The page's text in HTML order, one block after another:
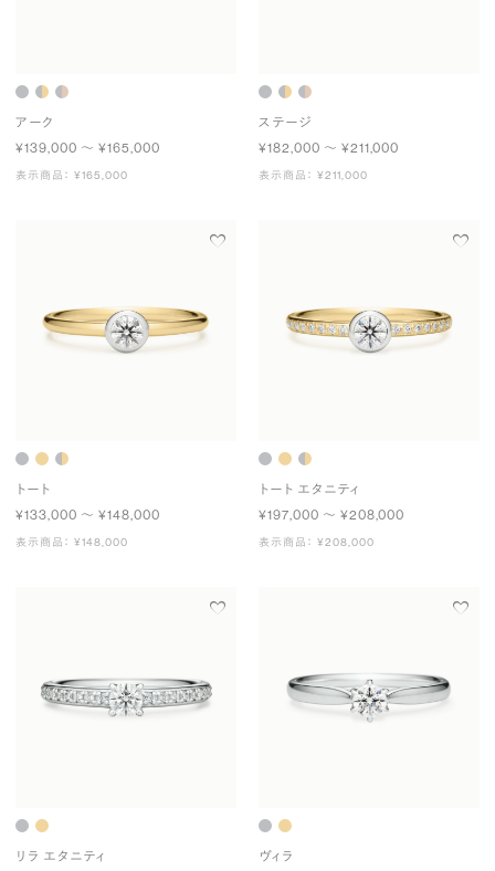
アーク
¥139,000 〜 ¥165,000
表示商品： ¥165,000
ステージ
¥182,000 〜 ¥211,000
表示商品： ¥211,000
トート
¥133,000 〜 ¥148,000
表示商品： ¥148,000
トート エタニティ
¥197,000 〜 ¥208,000
表示商品： ¥208,000
リラ エタニティ ヴィラ